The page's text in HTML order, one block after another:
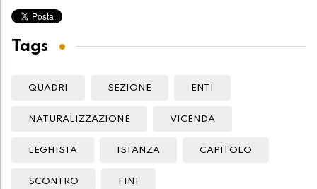
Tags
QUADRI SEZIONE ENTI
NATURALIZZAZIONE VICENDA
LEGHISTA ISTANZA CAPITOLO
SCONTRO FINI